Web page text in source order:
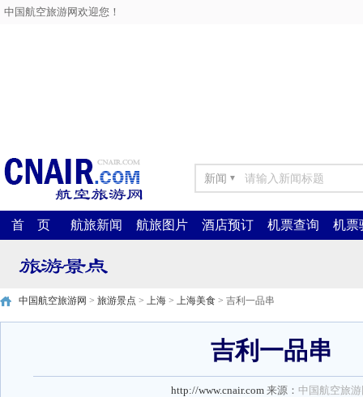
中国航空旅游网欢迎您！
新闻 ▼
首 页 航旅新闻 航旅图片 酒店预订 机票查询 机票
中国航空旅游网 > 旅游景点 > 上海 > 上海美食 > 吉利一品串
吉利一品串
http://www.cnair.com 来源： 中国航空旅